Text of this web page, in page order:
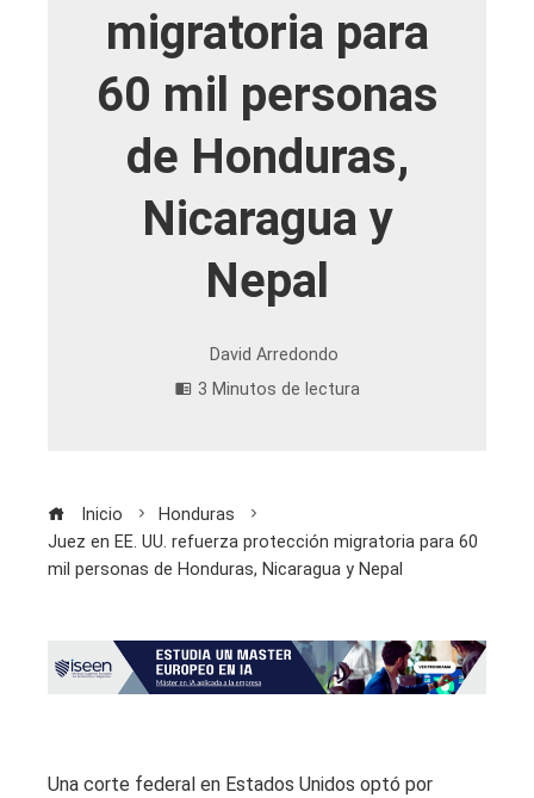
migratoria para
60 mil personas
de Honduras,
Nicaragua y
Nepal
David Arredondo
3 Minutos de lectura
Inicio
Honduras
Juez en EE. UU. refuerza protección migratoria para 60
mil personas de Honduras, Nicaragua y Nepal
Una corte federal en Estados Unidos optó por